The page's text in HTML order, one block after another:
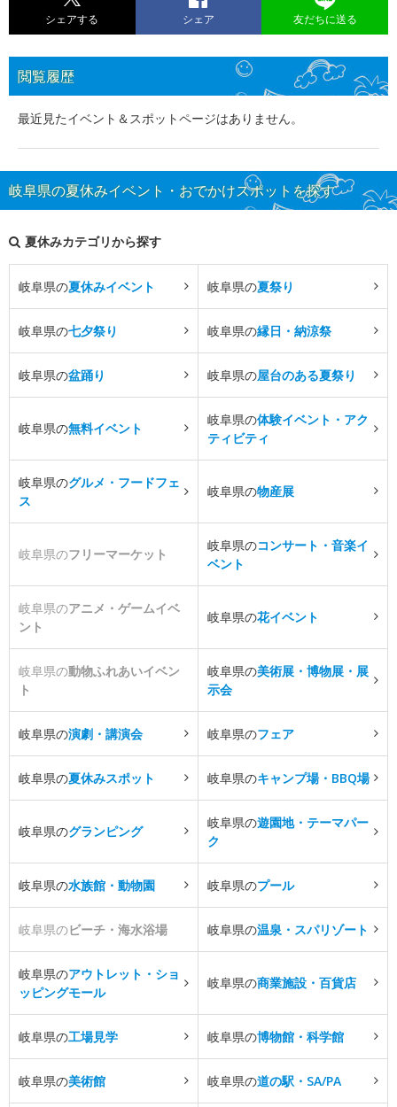
シェアする シェア 友だちに送る
閲覧履歴
最近見たイベント＆スポットページはありません。
岐阜県の夏休みイベント・おでかけスポットを探す
夏休みカテゴリから探す
岐阜県の夏休みイベント 岐阜県の夏祭り
岐阜県の七夕祭り 岐阜県の縁日・納涼祭
岐阜県の盆踊り 岐阜県の屋台のある夏祭り
岐阜県の無料イベント
岐阜県の体験イベント・アク
ティビティ
岐阜県のグルメ・フードフェ
ス
岐阜県の物産展
岐阜県のフリーマーケット
岐阜県のコンサート・音楽イ
ベント
岐阜県のアニメ・ゲームイベ
ント
岐阜県の花イベント
岐阜県の動物ふれあいイベン
ト
岐阜県の美術展・博物展・展
示会
岐阜県の演劇・講演会 岐阜県のフェア
岐阜県の夏休みスポット 岐阜県のキャンプ場・BBQ場
岐阜県のグランピング
岐阜県の遊園地・テーマパー
ク
岐阜県の水族館・動物園 岐阜県のプール
岐阜県のビーチ・海水浴場 岐阜県の温泉・スパリゾート
岐阜県のアウトレット・ショ
ッピングモール
岐阜県の商業施設・百貨店
岐阜県の工場見学 岐阜県の博物館・科学館
岐阜県の美術館 岐阜県の道の駅・SA/PA